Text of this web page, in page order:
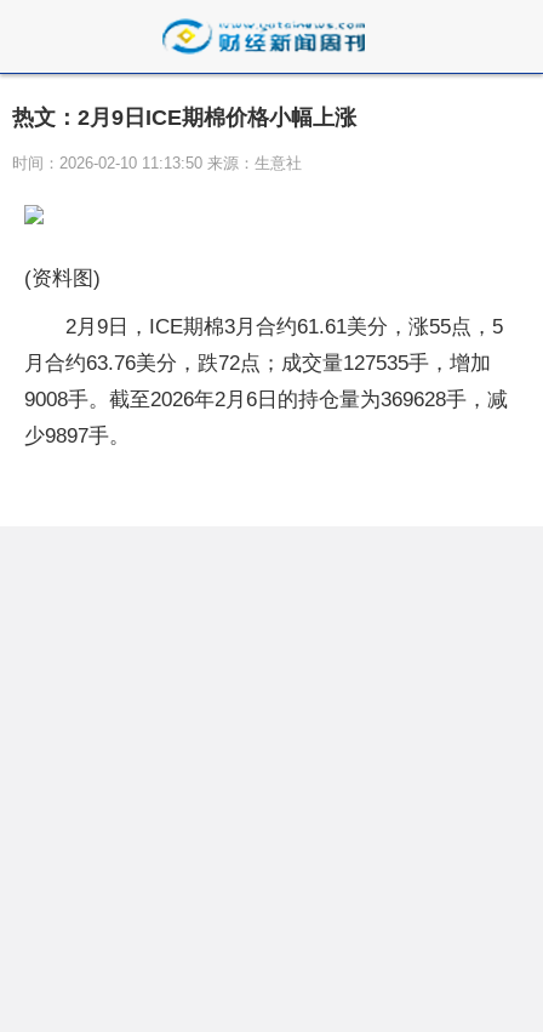
热文：2月9日ICE期棉价格小幅上涨
时间：2026-02-10 11:13:50 来源：生意社
(资料图)
2月9日，ICE期棉3月合约61.61美分，涨55点，5
月合约63.76美分，跌72点；成交量127535手，增加
9008手。截至2026年2月6日的持仓量为369628手，减
少9897手。